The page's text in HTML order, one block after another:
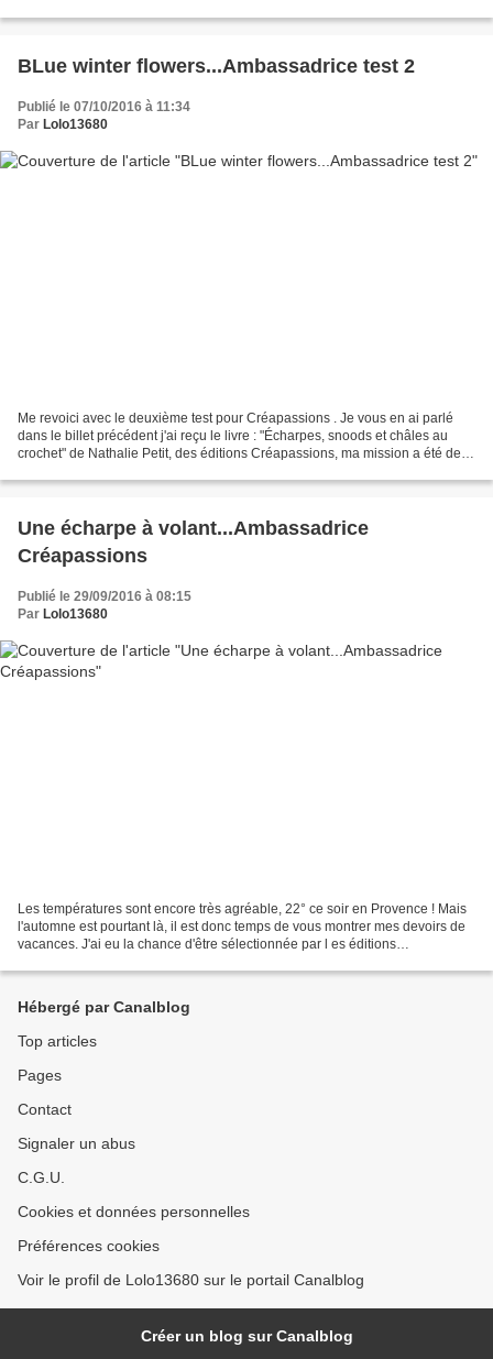
BLue winter flowers...Ambassadrice test 2
Publié le 07/10/2016 à 11:34
Par Lolo13680
Me revoici avec le deuxième test pour Créapassions . Je vous en ai parlé
dans le billet précédent j'ai reçu le livre : "Écharpes, snoods et châles au
crochet" de Nathalie Petit, des éditions Créapassions, ma mission a été de
Une écharpe à volant...Ambassadrice
Créapassions
Publié le 29/09/2016 à 08:15
Par Lolo13680
Les températures sont encore très agréable, 22° ce soir en Provence ! Mais
l'automne est pourtant là, il est donc temps de vous montrer mes devoirs de
vacances. J'ai eu la chance d'être sélectionnée par l es éditions
Hébergé par Canalblog
Top articles
Pages
Contact
Signaler un abus
C.G.U.
Cookies et données personnelles
Préférences cookies
Voir le profil de Lolo13680 sur le portail Canalblog
Créer un blog sur Canalblog